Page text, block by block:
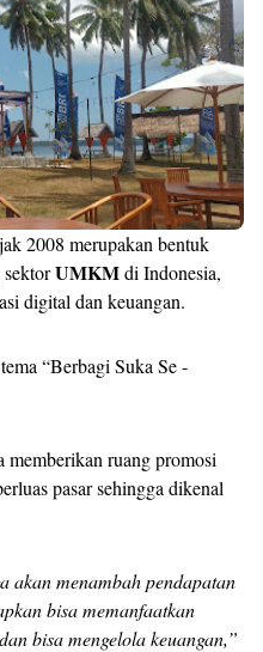
2008 merupakan bentuk
UMKMdi Indonesia,
digital dan keuangan.
“Berbagi Suka Se -
memberikan ruang promosi
pasar sehingga dikenal
akan menambah pendapatan
bisa memanfaatkan
bisa mengelola keuangan,”